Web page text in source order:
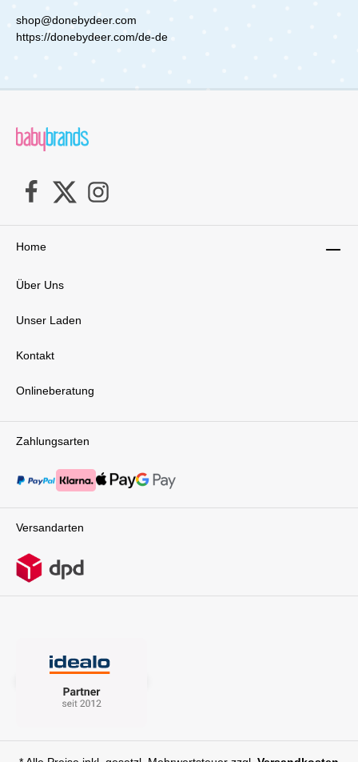
shop@donebydeer.com
https://donebydeer.com/de-de
Zahlungsarten
Versandarten
Home
Über Uns
Unser Laden
Kontakt
Onlineberatung